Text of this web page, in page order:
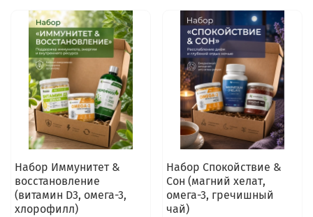
Набор Иммунитет &
восстановление
(витамин D3, омега-3,
хлорофилл)
Набор Спокойствие &
Сон (магний хелат,
омега-3, гречишный
чай)